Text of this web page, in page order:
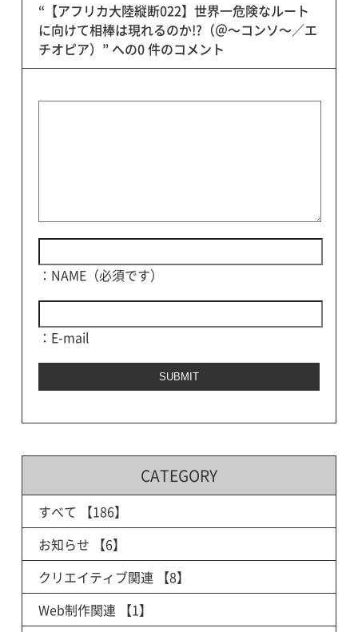
“【アフリカ大陸縦断022】世界一危険なルート
に向けて相棒は現れるのか!?（＠〜コンソ〜／エ
チオピア）” への0 件のコメント
：NAME（必須です）
：E-mail
CATEGORY
すべて 【186】
お知らせ 【6】
クリエイティブ関連 【8】
Web制作関連 【1】